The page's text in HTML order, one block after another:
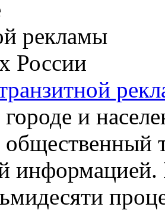
и
общественный
информацией.